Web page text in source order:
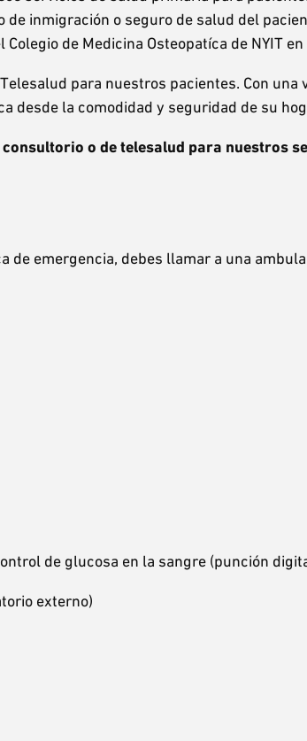
inmigración o seguro de salud del
de Medicina Osteopatíca de NYIT
para nuestros pacientes. Con una
desde la comodidad y seguridad de su
o de telesalud para nuestros
de emergencia, debes llamar a una
de glucosa en la sangre (punción
externo)